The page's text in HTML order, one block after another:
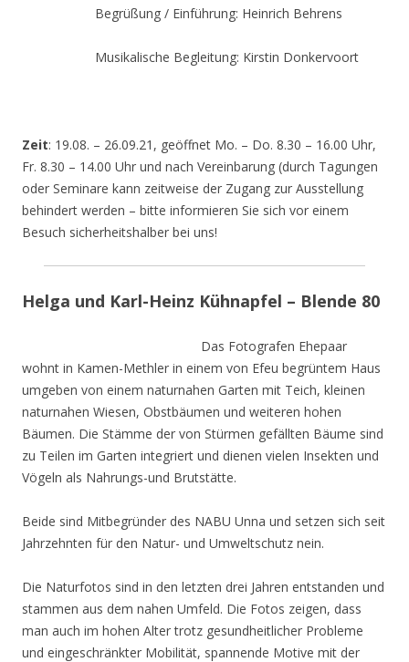
Begrüßung / Einführung: Heinrich Behrens
Musikalische Begleitung: Kirstin Donkervoort
Zeit: 19.08. – 26.09.21, geöffnet Mo. – Do. 8.30 – 16.00 Uhr,
Fr. 8.30 – 14.00 Uhr und nach Vereinbarung (durch Tagungen
oder Seminare kann zeitweise der Zugang zur Ausstellung
behindert werden – bitte informieren Sie sich vor einem
Besuch sicherheitshalber bei uns!
Helga und Karl-Heinz Kühnapfel – Blende 80
Das Fotografen Ehepaar
wohnt in Kamen-Methler in einem von Efeu begrüntem Haus
umgeben von einem naturnahen Garten mit Teich, kleinen
naturnahen Wiesen, Obstbäumen und weiteren hohen
Bäumen. Die Stämme der von Stürmen gefällten Bäume sind
zu Teilen im Garten integriert und dienen vielen Insekten und
Vögeln als Nahrungs-und Brutstätte.
Beide sind Mitbegründer des NABU Unna und setzen sich seit
Jahrzehnten für den Natur- und Umweltschutz nein.
Die Naturfotos sind in den letzten drei Jahren entstanden und
stammen aus dem nahen Umfeld. Die Fotos zeigen, dass
man auch im hohen Alter trotz gesundheitlicher Probleme
und eingeschränkter Mobilität, spannende Motive mit der